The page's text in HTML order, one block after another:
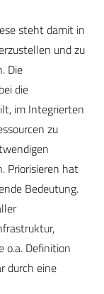
steht damit in
und zu
Die
die
im Integrierten
zu
Priorisieren hat
Bedeutung.
o.a. Definition
durch eine